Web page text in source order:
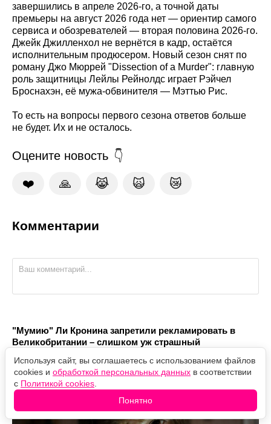
завершились в апреле 2026-го, а точной даты
премьеры на август 2026 года нет — ориентир самого
сервиса и обозревателей — вторая половина 2026-го.
Джейк Джилленхол не вернётся в кадр, остаётся
исполнительным продюсером. Новый сезон снят по
роману Джо Мюррей "Dissection of a Murder": главную
роль защитницы Лейлы Рейнолдс играет Рэйчел
Броснахэн, её мужа-обвинителя — Мэттью Рис.
То есть на вопросы первого сезона ответов больше
не будет. Их и не осталось.
Оцените новость
❤️ 🙏 😹 🙀 😿
Комментарии
"Мумию" Ли Кронина запретили рекламировать в
Великобритании – слишком уж страшный
Используя сайт, вы соглашаетесь с использованием файлов
cookies и обработкой персональных данных в соответствии
с Политикой cookies
Понятно